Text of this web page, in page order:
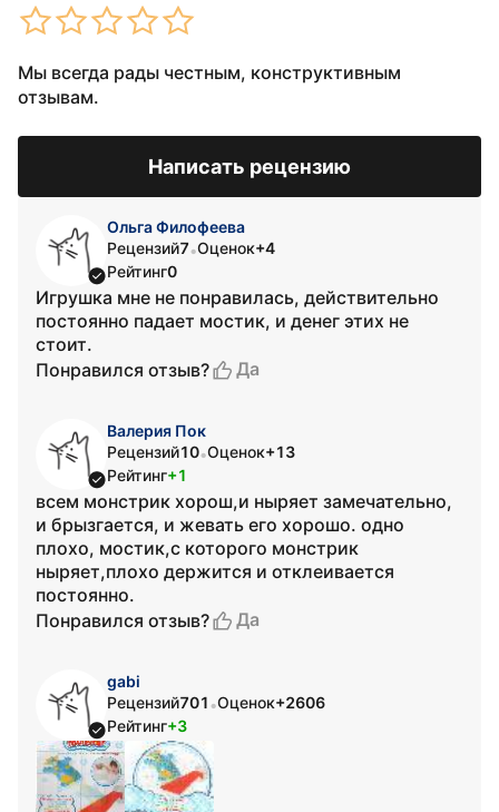
Мы всегда рады честным, конструктивным
отзывам.
Написать рецензию
Ольга Филофеева
Рецензий7•Оценок+4
Рейтинг0
Игрушка мне не понравилась, действительно
постоянно падает мостик, и денег этих не
стоит.
Понравился отзыв?
Да
Валерия Пок
Рецензий10•Оценок+13
Рейтинг+1
всем монстрик хорош,и ныряет замечательно,
и брызгается, и жевать его хорошо. одно
плохо, мостик,с которого монстрик
ныряет,плохо держится и отклеивается
постоянно.
Понравился отзыв?
Да
gabi
Рецензий701 •Оценок+2606
Рейтинг+3